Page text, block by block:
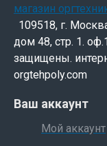
109518, г.
дом 48, стр. 1.
защищены.
orgtehpoly.com
Ваш аккаунт
Мой аккаунт